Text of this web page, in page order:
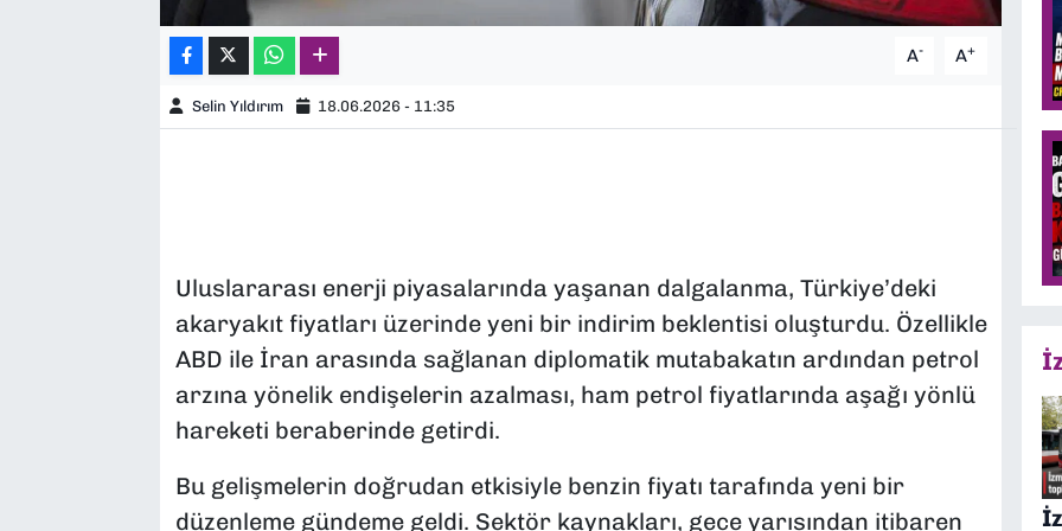
A- A+
Selin Yıldırım 18.06.2026 - 11:35
Uluslararası enerji piyasalarında yaşanan dalgalanma, Türkiye’deki
akaryakıt fiyatları üzerinde yeni bir indirim beklentisi oluşturdu. Özellikle
ABD ile İran arasında sağlanan diplomatik mutabakatın ardından petrol
arzına yönelik endişelerin azalması, ham petrol fiyatlarında aşağı yönlü
hareketi beraberinde getirdi.
Bu gelişmelerin doğrudan etkisiyle benzin fiyatı tarafında yeni bir
düzenleme gündeme geldi. Sektör kaynakları, gece yarısından itibaren